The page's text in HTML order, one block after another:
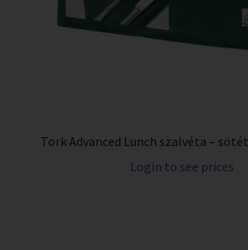
Tork Advanced Lunch szalvéta –
Login to see prices